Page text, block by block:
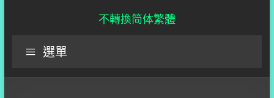
不轉換简体繁體
選單